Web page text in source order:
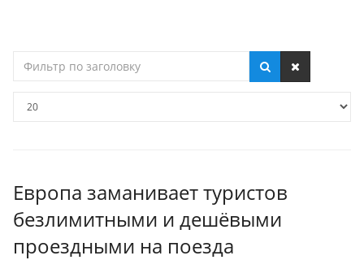
по
Европа заманивает туристов
безлимитными и дешёвыми
проездными на поезда